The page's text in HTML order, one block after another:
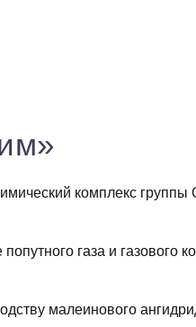
комплекс
газа и газового
малеинового